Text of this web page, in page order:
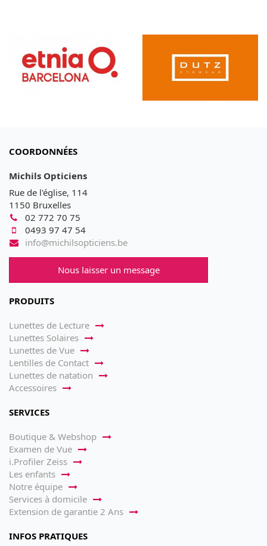
COORDONNÉES
Michils Opticiens
Rue de l'église, 114
1150 Bruxelles
02 772 70 75
0493 97 47 54
info@michilsopticiens.be
Nous laisser un message
PRODUITS
Lunettes de Lecture
Lunettes Solaires
Lunettes de Vue
Lentilles de Contact
Lunettes de natation
Accessoires
SERVICES
Boutique & Webshop
Examen de Vue
i.Profiler Zeiss
Les enfants
Notre équipe
Services à domicile
Extension de garantie 2 Ans
INFOS PRATIQUES